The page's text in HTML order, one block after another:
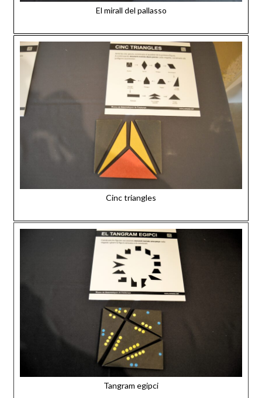
El mirall del pallasso
Cinc triangles
Tangram egipci